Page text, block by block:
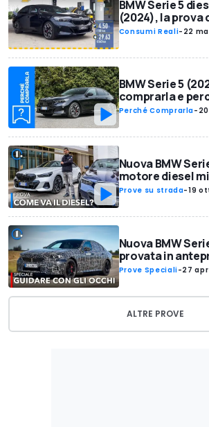
BMW Serie 5
(2024), la prova
Consumi Reali- 22
BMW Serie 5
comprarla e
Perché Comprarla-
Nuova BMW
motore diesel
Prove su strada-19
Nuova BMW
provata in
Prove Speciali-27
ALTRE PROVE